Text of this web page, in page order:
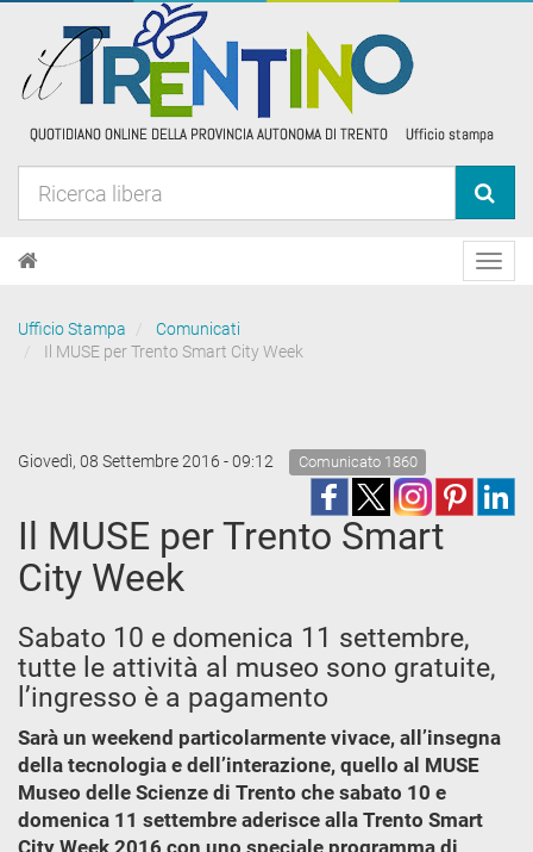
Ufficio Stampa
Comunicati
Il MUSE per Trento Smart City Week
Giovedì, 08 Settembre 2016 - 09:12 Comunicato 1860
Il MUSE per Trento Smart
City Week
Sabato 10 e domenica 11 settembre,
tutte le attività al museo sono gratuite,
l’ingresso è a pagamento
Sarà un weekend particolarmente vivace, all’insegna
della tecnologia e dell’interazione, quello al MUSE
Museo delle Scienze di Trento che sabato 10 e
domenica 11 settembre aderisce alla Trento Smart
City Week 2016 con uno speciale programma di